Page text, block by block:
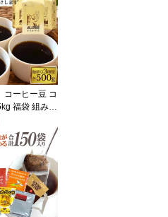
感謝 500g×
ルメコーヒ
藤珈琲店/珈琲
ーヒー豆 コ
福袋 組み合
福袋(各500g)
ギフト 加藤
シャルティ